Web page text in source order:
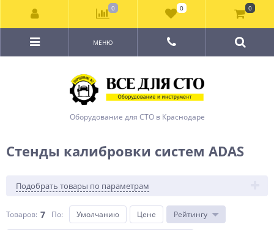
Оборудование для СТО в Краснодаре
МЕНЮ
Стенды калибровки систем ADAS
Подобрать товары по параметрам
Товаров: 7 По: Умолчанию Цене Рейтингу
0 0 0